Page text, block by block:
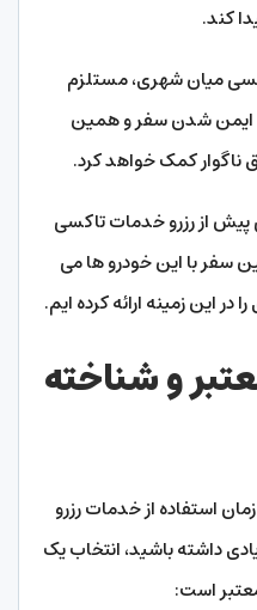
کند.
میان شهری، مستلزم
ایمن شدن سفر و همین
ناگوار کمک خواهد کرد.
پیش از رزرو خدمات تاکسی
سفر با این خودرو ها می
این زمینه ارائه کرده ایم.
و شناخته‌
استفاده از خدمات رزرو
داشته باشید، انتخاب یک
است: